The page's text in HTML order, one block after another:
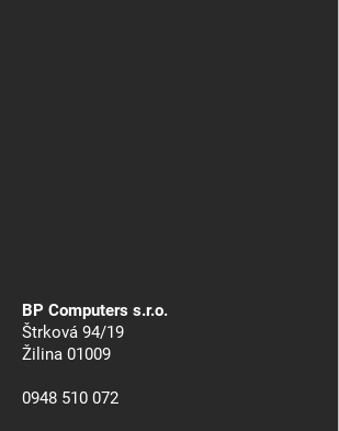
BP Computers s.r.o.
Štrková 94/19
Žilina 01009
0948 510 072